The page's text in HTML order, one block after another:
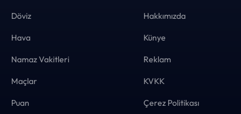
Döviz
Hava
Namaz Vakitleri
Maçlar
Puan
Hakkımızda
Künye
Reklam
KVKK
Çerez Politikası